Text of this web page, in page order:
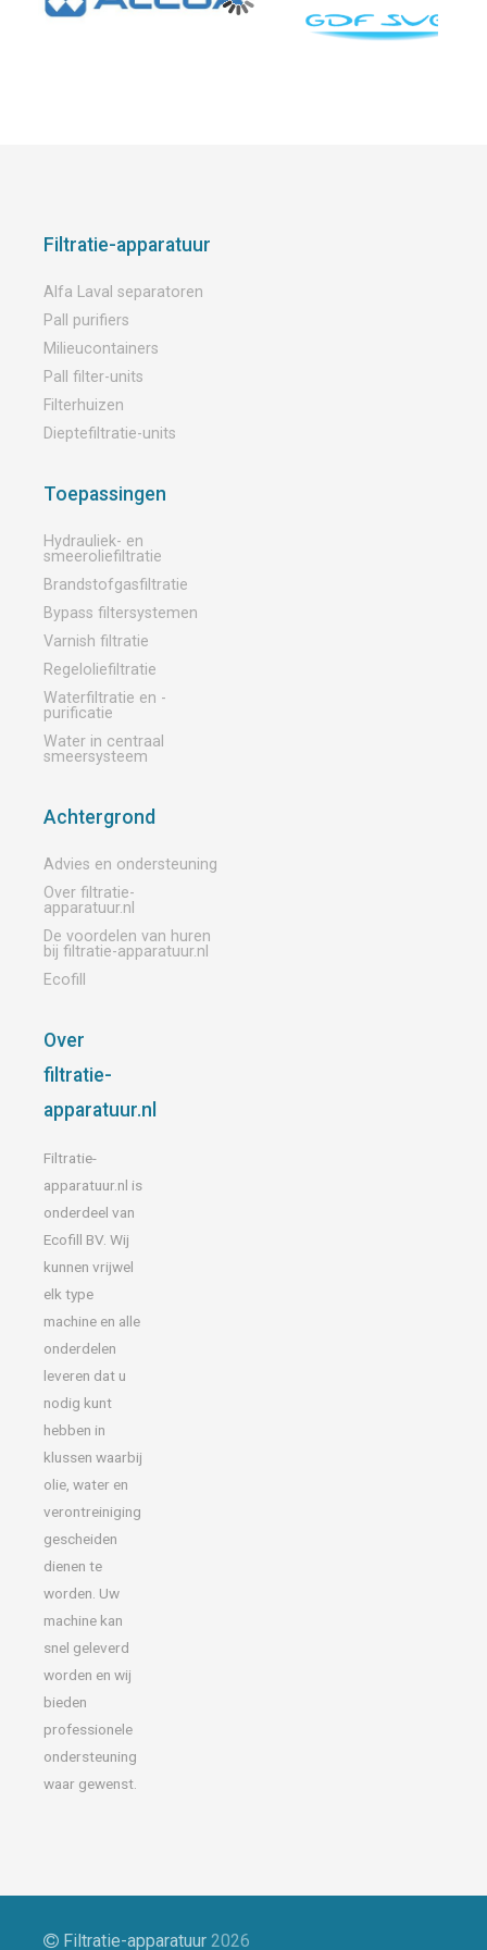
bij het
Filtratie-apparatuur
Alfa Laval separatoren
Pall purifiers
Milieucontainers
Pall filter-units
Filterhuizen
Dieptefiltratie-units
Toepassingen
Hydrauliek- en
smeeroliefiltratie
Brandstofgasfiltratie
Bypass filtersystemen
Varnish filtratie
Regeloliefiltratie
Waterfiltratie en -
purificatie
Water in centraal
smeersysteem
Achtergrond
Advies en ondersteuning
Over filtratie-
apparatuur.nl
De voordelen van huren
bij filtratie-apparatuur.nl
Ecofill
Over
filtratie-
apparatuur.nl
Filtratie-
apparatuur.nl is
onderdeel van
Ecofill BV. Wij
kunnen vrijwel
elk type
machine en alle
onderdelen
leveren dat u
nodig kunt
hebben in
klussen waarbij
olie, water en
verontreiniging
gescheiden
dienen te
worden. Uw
machine kan
snel geleverd
worden en wij
bieden
professionele
ondersteuning
waar gewenst.
Filtratie-apparatuur 2026